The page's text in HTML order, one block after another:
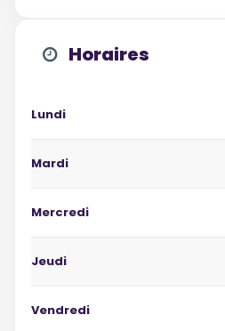
Horaires
Lundi
Mardi
Mercredi
Jeudi
Vendredi